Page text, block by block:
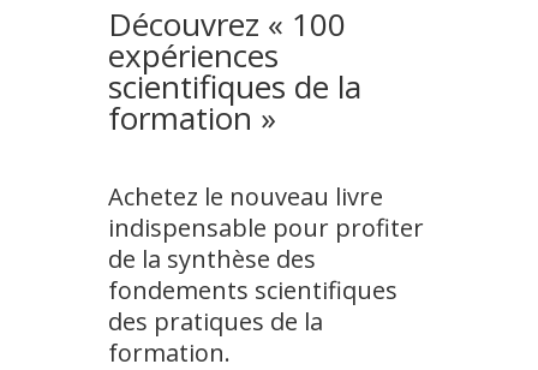
Découvrez « 100
expériences
scientifiques de la
formation »
Achetez le nouveau livre
indispensable pour profiter
de la synthèse des
fondements scientifiques
des pratiques de la
formation.